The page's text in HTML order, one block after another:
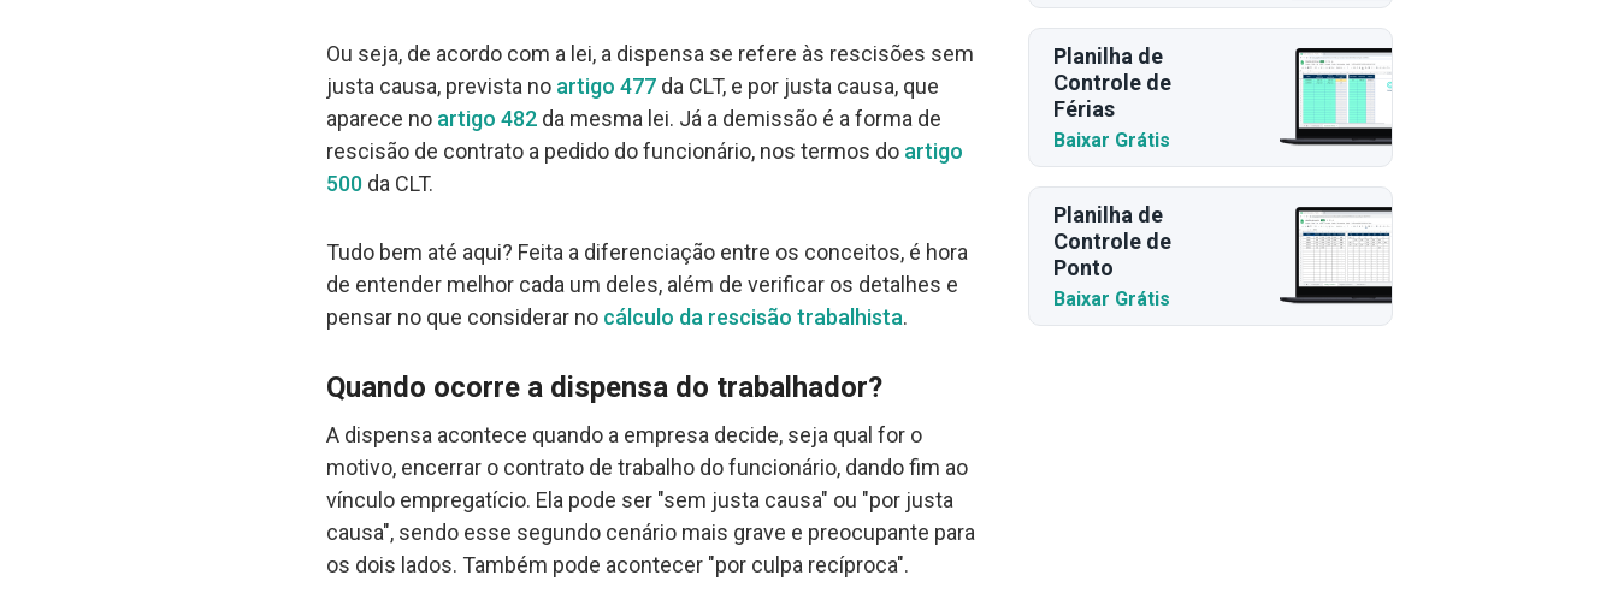
Ou seja, de acordo com a lei, a dispensa se refere às rescisões sem
justa causa, prevista no artigo 477 da CLT, e por justa causa, que
aparece no artigo 482 da mesma lei. Já a demissão é a forma de
rescisão de contrato a pedido do funcionário, nos termos do artigo
500 da CLT.
Tudo bem até aqui? Feita a diferenciação entre os conceitos, é hora
de entender melhor cada um deles, além de verificar os detalhes e
pensar no que considerar no cálculo da rescisão trabalhista.
Quando ocorre a dispensa do trabalhador?
A dispensa acontece quando a empresa decide, seja qual for o
motivo, encerrar o contrato de trabalho do funcionário, dando fim ao
vínculo empregatício. Ela pode ser "sem justa causa" ou "por justa
causa", sendo esse segundo cenário mais grave e preocupante para
os dois lados. Também pode acontecer "por culpa recíproca".
Planilha de
Controle de
Férias
Baixar Grátis
Planilha de
Controle de
Ponto
Baixar Grátis